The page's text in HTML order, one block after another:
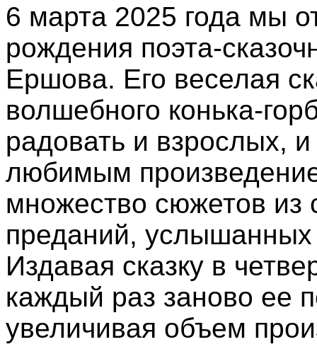
6 марта 2025 года мы
рождения поэта-
Ершова. Его веселая
волшебного конька-
радовать и взрослых,
любимым
множество сюжетов из
преданий,
Издавая сказку в
каждый раз заново ее
увеличивая объем